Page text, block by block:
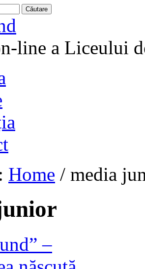
line a Liceului
Home / media